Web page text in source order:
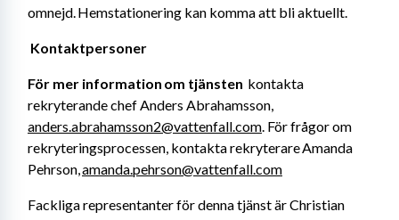
omnejd. Hemstationering kan komma att bli aktuellt.
Kontaktpersoner
För mer information om tjänsten kontakta
anders.abrahamsson2@vattenfall.com. För frågor om
rekryteringsprocessen, kontakta rekryterare Amanda
Pehrson, amanda.pehrson@vattenfall.com
Fackliga representanter för denna tjänst är Christian